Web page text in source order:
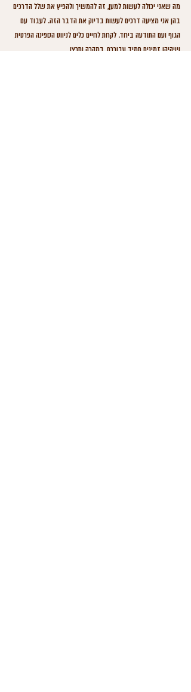
מה שאני יכולה לעשות למען, זה להמשיך ולהפיץ את שלל הדרכים
בהן אני מציעה דרכים לעשות בדיוק את הדבר הזה. לעבוד עם
הגוף ועם התודעה ביחד. לקחת לחיים כלים לניווט הספינה הפרטית
שיהיהו זמינים תמיד עבורכם, במקרה ותרצו.